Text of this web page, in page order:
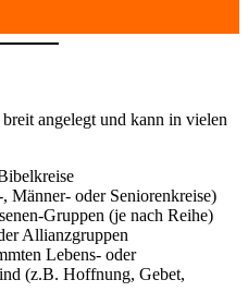
angelegt und kann in vielen
Männer- oder Seniorenkreise)
Gruppen (je nach Reihe)
Allianzgruppen
Lebens- oder
(z.B. Hoffnung, Gebet,